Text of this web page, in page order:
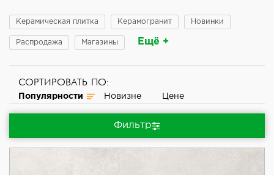
Керамическая плитка
Керамогранит
Керамическая плитка Керамогранит Новинки
Распродажа Магазины Ещё +
СОРТИРОВАТЬ ПО:
Популярности Новизне Цене
Фильтр